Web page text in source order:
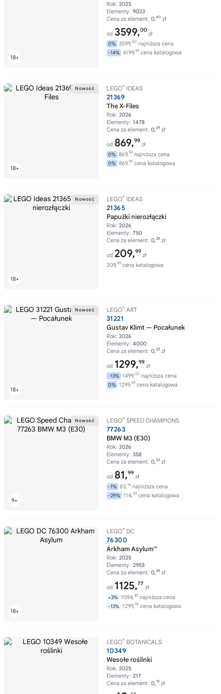
Rok: 2025
Elementy: 9023
Cena za element: 0,40 zł
od 3599,00
zł
0% 3599,00 najniższa cena
-14% 4199,99 cena katalogowa
LEGO® IDEAS
21369
The X-Files
Rok: 2026
Elementy: 1478
Cena za element: 0,59 zł
od 869,99
zł
0% 869,99 najniższa cena
0% 869,99 cena katalogowa
LEGO® IDEAS
21365
Papużki nierozłączki
Rok: 2026
Elementy: 750
Cena za element: 0,28 zł
od 209,99
zł
209,99 cena katalogowa
LEGO® ART
31221
Gustav Klimt — Pocałunek
Rok: 2026
Elementy: 4000
Cena za element: 0,32 zł
od 1299,99
zł
-13% 1499,00 najniższa cena
0% 1299,99 cena katalogowa
LEGO® SPEED CHAMPIONS
77263
BMW M3 (E30)
Rok: 2026
Elementy: 358
Cena za element: 0,23 zł
od 81,99
zł
-1% 83,16 najniższa cena
-29% 114,99 cena katalogowa
LEGO® DC
76300
Arkham Asylum™
Rok: 2025
Elementy: 2953
Cena za element: 0,38 zł
od 1125,77
zł
+3% 1094,45 najniższa cena
-13% 1299,99 cena katalogowa
LEGO® BOTANICALS
10349
Wesołe roślinki
Rok: 2025
Elementy: 217
Cena za element: 0,19 zł